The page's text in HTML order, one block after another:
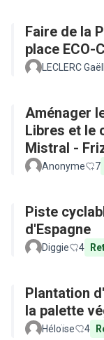
Faire de la
place ECO-
LECLERC
Aménager
Libres et le
Mistral -
Anonyme 7
Piste
d'Espagne
Diggie 4
Plantation
la palette
Héloïse 4